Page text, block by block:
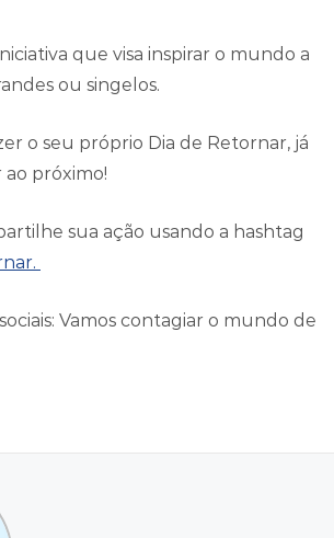
que visa inspirar o mundo a
ou singelos.
o seu próprio Dia de Retornar, já
próximo!
sua ação usando a hashtag
Vamos contagiar o mundo de